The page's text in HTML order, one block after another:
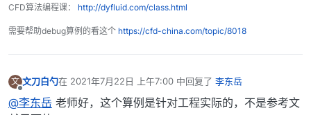
CFD算法编程课： http://dyfluid.com/class.html
需要帮助debug算例的看这个 https://cfd-china.com/topic/8018
文 文刀白勺在 2021年7月22日 上午7:00 中回复了 李东岳
最后由 编辑
@李东岳 老师好，这个算例是针对工程实际的，不是参考文